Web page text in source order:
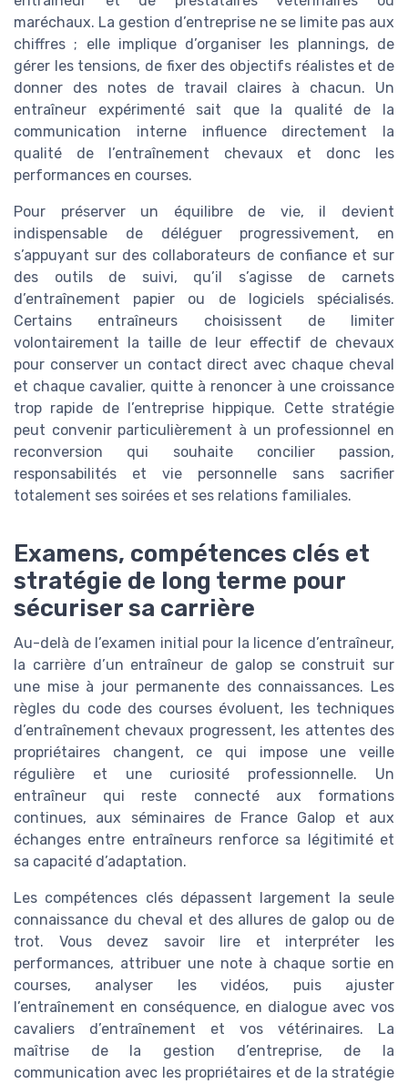
maréchaux. La gestion d’entreprise ne se limite pas aux
chiffres ; elle implique d’organiser les plannings, de
gérer les tensions, de fixer des objectifs réalistes et de
donner des notes de travail claires à chacun. Un
entraîneur expérimenté sait que la qualité de la
communication interne influence directement la
qualité de l’entraînement chevaux et donc les
performances en courses.
Pour préserver un équilibre de vie, il devient
indispensable de déléguer progressivement, en
s’appuyant sur des collaborateurs de confiance et sur
des outils de suivi, qu’il s’agisse de carnets
d’entraînement papier ou de logiciels spécialisés.
Certains entraîneurs choisissent de limiter
volontairement la taille de leur effectif de chevaux
pour conserver un contact direct avec chaque cheval
et chaque cavalier, quitte à renoncer à une croissance
trop rapide de l’entreprise hippique. Cette stratégie
peut convenir particulièrement à un professionnel en
reconversion qui souhaite concilier passion,
responsabilités et vie personnelle sans sacrifier
totalement ses soirées et ses relations familiales.
Examens, compétences clés et
stratégie de long terme pour
sécuriser sa carrière
Au-delà de l’examen initial pour la licence d’entraîneur,
la carrière d’un entraîneur de galop se construit sur
une mise à jour permanente des connaissances. Les
règles du code des courses évoluent, les techniques
d’entraînement chevaux progressent, les attentes des
propriétaires changent, ce qui impose une veille
régulière et une curiosité professionnelle. Un
entraîneur qui reste connecté aux formations
continues, aux séminaires de France Galop et aux
échanges entre entraîneurs renforce sa légitimité et
sa capacité d’adaptation.
Les compétences clés dépassent largement la seule
connaissance du cheval et des allures de galop ou de
trot. Vous devez savoir lire et interpréter les
performances, attribuer une note à chaque sortie en
courses, analyser les vidéos, puis ajuster
l’entraînement en conséquence, en dialogue avec vos
cavaliers d’entraînement et vos vétérinaires. La
maîtrise de la gestion d’entreprise, de la
communication avec les propriétaires et de la stratégie